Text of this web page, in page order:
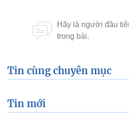
Tin cùng chuyên mục
Tin mới